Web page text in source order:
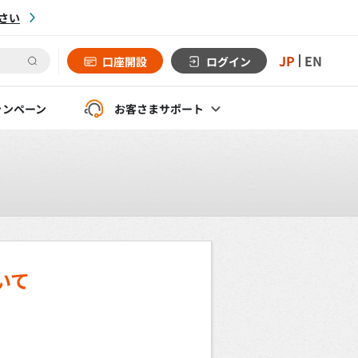
い
口座開設 ログイン JP EN
ペーン お客さまサポート
て